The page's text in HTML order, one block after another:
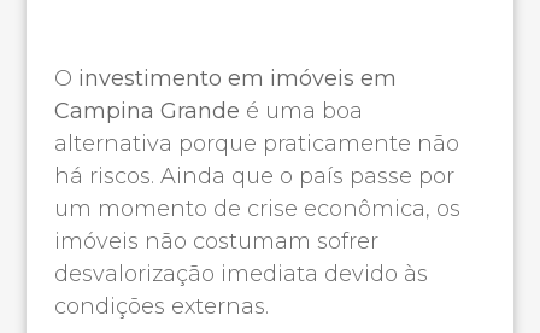
O investimento em imóveis em
Campina Grande é uma boa
alternativa porque praticamente não
há riscos. Ainda que o país passe por
um momento de crise econômica, os
imóveis não costumam sofrer
desvalorização imediata devido às
condições externas.